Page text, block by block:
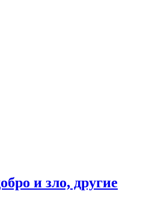
и зло, другие